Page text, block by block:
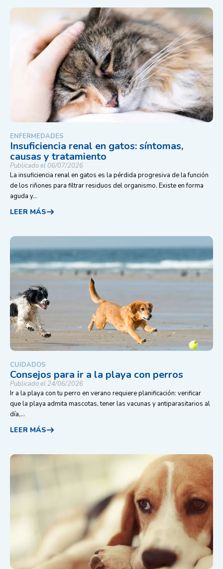
ENFERMEDADES
Insuficiencia renal en gatos: síntomas,
causas y tratamiento
Publicado el 06/07/2026
La insuficiencia renal en gatos es la pérdida progresiva de la función
de los riñones para filtrar residuos del organismo. Existe en forma
aguda y...
LEER MÁS
CUIDADOS
Consejos para ir a la playa con perros
Publicado el 24/06/2026
Ir a la playa con tu perro en verano requiere planificación: verificar
que la playa admita mascotas, tener las vacunas y antiparasitarios al
día,...
LEER MÁS